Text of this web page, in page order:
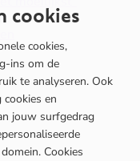
in
in
nieuw
venster)
cookies
cookies,
ins om de
te analyseren. Ook
en
jouw surfgedrag
Cookies